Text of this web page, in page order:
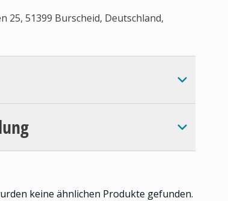
25, 51399 Burscheid, Deutschland,
keine ähnlichen Produkte gefunden.